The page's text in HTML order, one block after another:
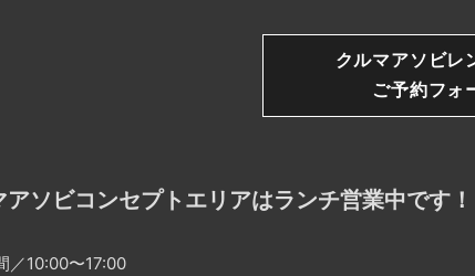
クルマアソビレ
ご予約フォ
アソビコンセプトエリアはランチ営業中です！
／10:00〜17:00